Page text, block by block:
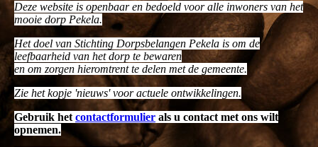
Deze website is openbaar en bedoeld voor alle inwoners van het
mooie dorp Pekela.
Het doel van Stichting Dorpsbelangen Pekela is om de
leefbaarheid van het dorp te bewaren
en om zorgen hieromtrent te delen met de gemeente.
Zie het kopje 'nieuws' voor actuele ontwikkelingen.
Gebruik het contactformulier als u contact met ons wilt
opnemen.